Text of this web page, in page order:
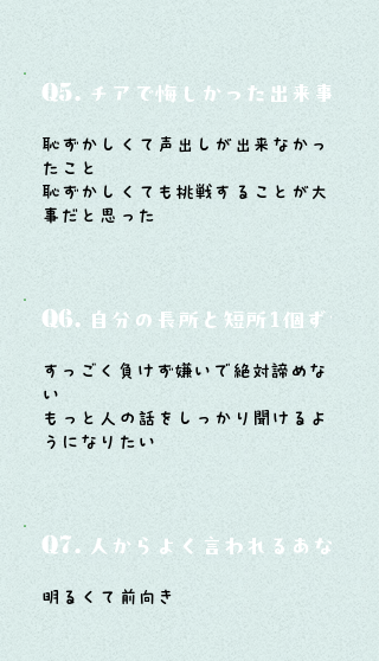
Q5. チアで悔しかった出来事と
恥ずかしくて声出しが出来なかっ
たこと
恥ずかしくても挑戦することが大
事だと思った
Q6. 自分の長所と短所1個ずつ
すっごく負けず嫌いで絶対諦めな
い
もっと人の話をしっかり聞けるよ
うになりたい
Q7. 人からよく言われるあなたの
明るくて前向き